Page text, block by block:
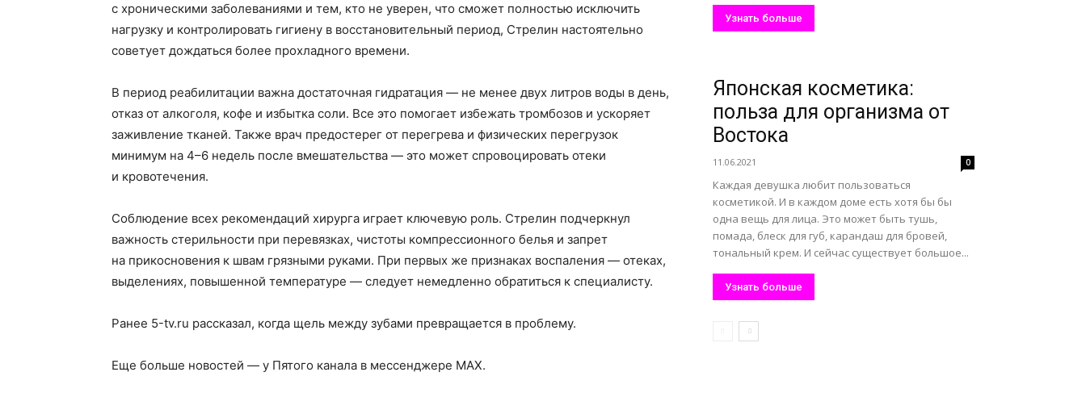
с хроническими заболеваниями и тем, кто не уверен, что сможет полностью исключить
нагрузку и контролировать гигиену в восстановительный период, Стрелин настоятельно
советует дождаться более прохладного времени.
В период реабилитации важна достаточная гидратация — не менее двух литров воды в день,
отказ от алкоголя, кофе и избытка соли. Все это помогает избежать тромбозов и ускоряет
заживление тканей. Также врач предостерег от перегрева и физических перегрузок
минимум на 4–6 недель после вмешательства — это может спровоцировать отеки
и кровотечения.
Соблюдение всех рекомендаций хирурга играет ключевую роль. Стрелин подчеркнул
важность стерильности при перевязках, чистоты компрессионного белья и запрет
на прикосновения к швам грязными руками. При первых же признаках воспаления — отеках,
выделениях, повышенной температуре — следует немедленно обратиться к специалисту.
Ранее 5-tv.ru рассказал, когда щель между зубами превращается в проблему.
Еще больше новостей — у Пятого канала в мессенджере MAX.
Узнать больше
Японская косметика:
польза для организма от
Востока
11.06.2021 0
Каждая девушка любит пользоваться
косметикой. И в каждом доме есть хотя бы бы
одна вещь для лица. Это может быть тушь,
помада, блеск для губ, карандаш для бровей,
тональный крем. И сейчас существует большое...
Узнать больше